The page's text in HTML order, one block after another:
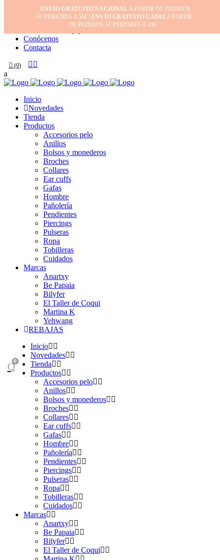
Inicio
Mi cuenta
Conócenos
Contacta
(0)
Inicio
Novedades
Tienda
Productos
Accesorios pelo
Anillos
Bolsos y monederos
Broches
Collares
Ear cuffs
Gafas
Hombre
Pañolería
Pendientes
Piercings
Pulseras
Ropa
Tobilleras
Cuidados
Marcas
Anartxy
Be Papaia
Bilyfer
El Taller de Coqui
Martina K
Yehwang
REBAJAS
0
Inicio
Novedades
Tienda
Productos
Accesorios pelo
Anillos
Bolsos y monederos
Broches
Collares
Ear cuffs
Gafas
Hombre
Pañolería
Pendientes
Piercings
Pulseras
Ropa
Tobilleras
Cuidados
Marcas
Anartxy
Be Papaia
Bilyfer
El Taller de Coqui
ENVÍO GRATUITO NACIONALA PARTIR DE PEDIDOS
SUPERIORES A 50€ | ENVÍO GRATUITO CÁDIZA PARTIR
DE PEDIDOS SUPERIORES A 10€